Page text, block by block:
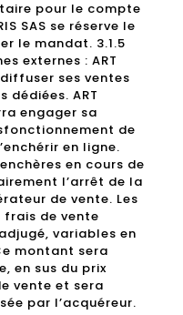
pour le compte
SAS se réserve le
le mandat. 3.1.5
externes : ART
diffuser ses ventes
dédiées. ART
engager sa
de
en ligne.
en cours de
l’arrêt de la
de vente. Les
de vente
variables en
montant sera
en sus du prix
vente et sera
par l’acquéreur.